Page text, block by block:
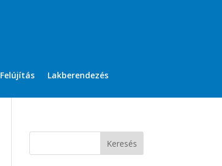
Felújítás Lakberendezés